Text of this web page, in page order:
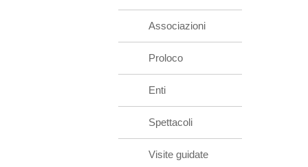
Associazioni
Proloco
Enti
Spettacoli
Visite guidate